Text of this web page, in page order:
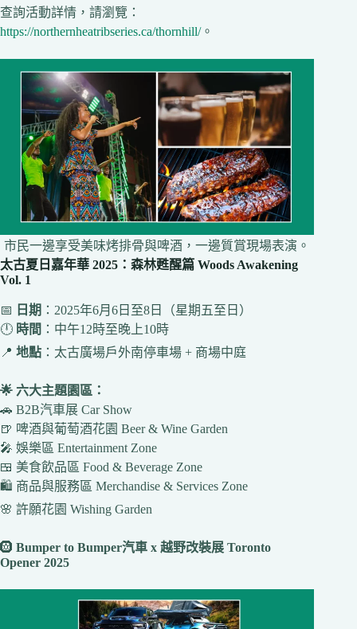
查詢活動詳情，請瀏覽：
https://northernheatribseries.ca/thornhill/。
市民一邊享受美味烤排骨與啤酒，一邊質賞現場表演。
太古夏日嘉年華 2025：森林甦醒篇 Woods Awakening
Vol. 1
📅 日期 ：2025年6月6日至8日（星期五至日）
🕛 時間 ：中午12時至晚上10時
📍 地點 ：太古廣場戶外南停車場 + 商場中庭
🌟 六大主題園區：
🚗 B2B汽車展 Car Show
🍺 啤酒與葡萄酒花園 Beer & Wine Garden
🎤 娛樂區 Entertainment Zone
🍱 美食飲品區 Food & Beverage Zone
🛍️ 商品與服務區 Merchandise & Services Zone
🌸 許願花園 Wishing Garden
🛞 Bumper to Bumper汽車 x 越野改裝展 Toronto
Opener 2025